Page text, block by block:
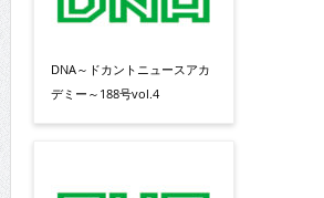
DNA～ドカントニュースアカ
デミー～188号vol.4